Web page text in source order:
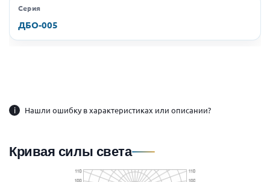
Серия
ДБО-005
i Нашли ошибку в характеристиках или описании?
Кривая силы света